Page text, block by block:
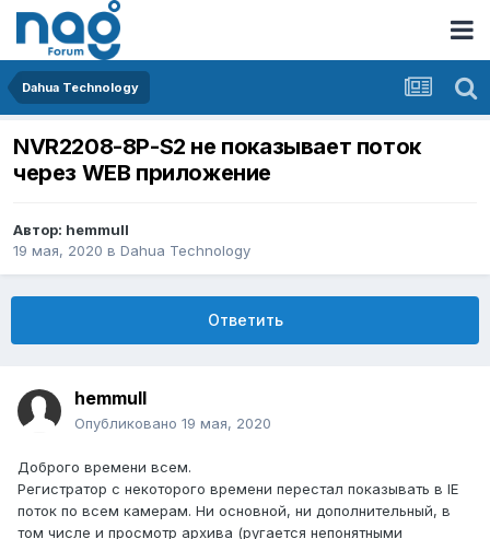
Dahua Technology
NVR2208-8P-S2 не показывает поток
через WEB приложение
Автор: hemmull
19 мая, 2020 в Dahua Technology
Ответить
hemmull
Опубликовано 19 мая, 2020
Доброго времени всем.
Регистратор с некоторого времени перестал показывать в IE
поток по всем камерам. Ни основной, ни дополнительный, в
том числе и просмотр архива (ругается непонятными